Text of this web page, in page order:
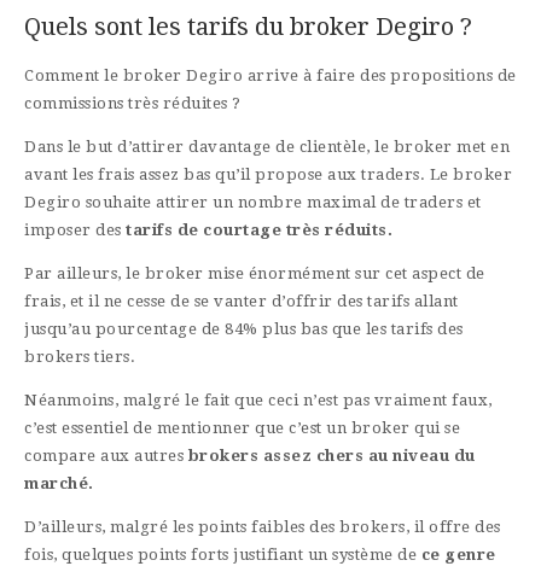
Quels sont les tarifs du broker Degiro ?
Comment le broker Degiro arrive à faire des propositions de
commissions très réduites ?
Dans le but d’attirer davantage de clientèle, le broker met en
avant les frais assez bas qu’il propose aux traders. Le broker
Degiro souhaite attirer un nombre maximal de traders et
imposer des tarifs de courtage très réduits.
Par ailleurs, le broker mise énormément sur cet aspect de
frais, et il ne cesse de se vanter d’offrir des tarifs allant
jusqu’au pourcentage de 84% plus bas que les tarifs des
brokers tiers.
Néanmoins, malgré le fait que ceci n’est pas vraiment faux,
c’est essentiel de mentionner que c’est un broker qui se
compare aux autres brokers assez chers au niveau du
marché.
D’ailleurs, malgré les points faibles des brokers, il offre des
fois, quelques points forts justifiant un système de ce genre